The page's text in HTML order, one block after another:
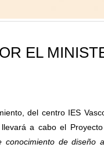
EL
del centro IES
a cabo el
de